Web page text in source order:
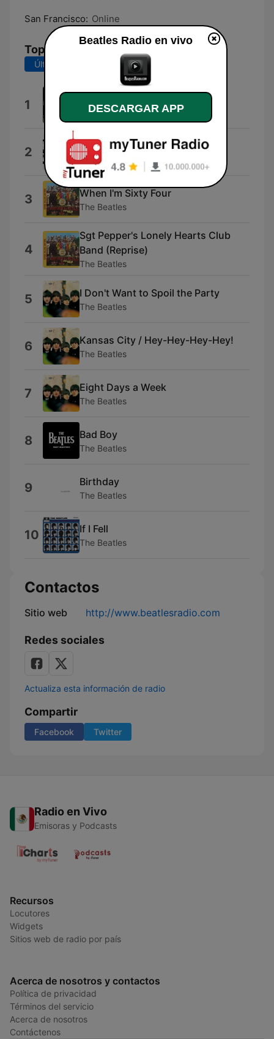
San Francisco: Online
Top Canciones
Últimos 7 días Últimos 30 días
1 News
2 Get Back
The Beatles
3 When I'm Sixty Four
The Beatles
4
Sgt Pepper's Lonely Hearts Club
Band (Reprise)
The Beatles
5 I Don't Want to Spoil the Party
The Beatles
6 Kansas City / Hey-Hey-Hey-Hey!
The Beatles
7 Eight Days a Week
The Beatles
8 Bad Boy
The Beatles
9 Birthday
The Beatles
10 If I Fell
The Beatles
Contactos
Sitio web http://www.beatlesradio.com
Redes sociales
Actualiza esta información de radio
Compartir
Facebook Twitter
Radio en Vivo
Emisoras y Podcasts
Recursos
Locutores
Widgets
Sitios web de radio por país
Acerca de nosotros y contactos
Política de privacidad
Términos del servicio
Acerca de nosotros
Contáctenos
Beatles Radio en vivo
DESCARGAR APP